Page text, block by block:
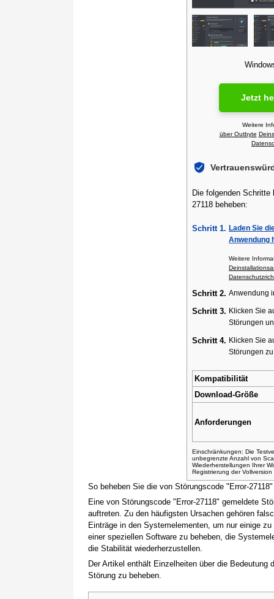
So beheben Sie die von Störungscode "Error-
Eine von Störungscode "Error-27118" gemeldete
auftreten. Zu den häufigsten Ursachen gehören
Einträge in den Systemelementen, um nur einige
einer speziellen Software zu beheben, die
die Stabilität wiederherzustellen.
Der Artikel enthält Einzelheiten über die
Störung zu beheben.
Jetzt
Weitere
über Outbyte
Die folgenden Schritte
27118 beheben:
Schritt 1. Laden Sie
Anwendung
Weitere
Schritt 2. Anwendung
Schritt 3. Klicken Sie
Störungen
Schritt 4. Klicken Sie
Störungen
Kompatibilität
Download-Größe
Anforderungen
Einschränkungen: Die
unbegrenzte Anzahl von
Wiederherstellungen Ihrer
Registrierung der